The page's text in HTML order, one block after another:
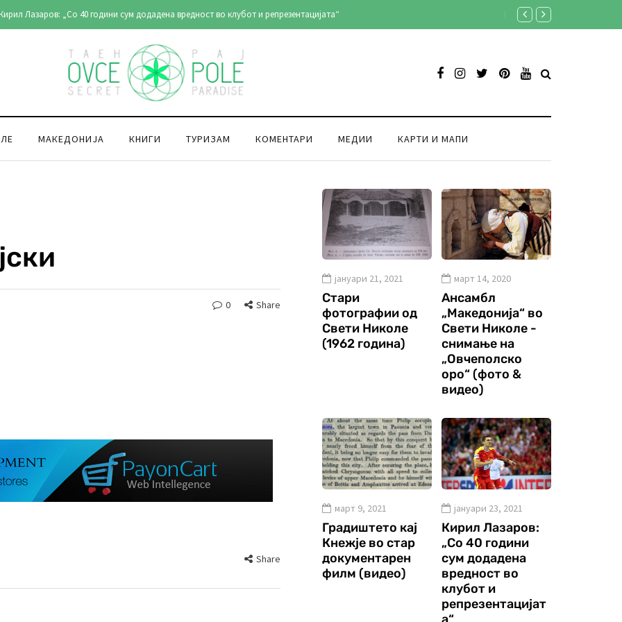
Лазаров: „Со 40 години сум додадена вредност во клубот и репрезентацијата“ Градиштето кај Кнежје во
МАКЕДОНИЈА КНИГИ ТУРИЗАМ КОМЕНТАРИ МЕДИИ КАРТИ И МАПИ
0 Share
Share
јануари 21, 2021
Стари
фотографии од
Свети Николе
(1962 година)
март 14, 2020
Ансамбл
„Македонија“ во
Свети Николе -
снимање на
„Овчеполско
оро“ (фото &
видео)
март 9, 2021
Градиштето кај
Кнежје во стар
документарен
филм (видео)
јануари 23, 2021
Кирил Лазаров:
„Со 40 години
сум додадена
вредност во
клубот и
репрезентацијат